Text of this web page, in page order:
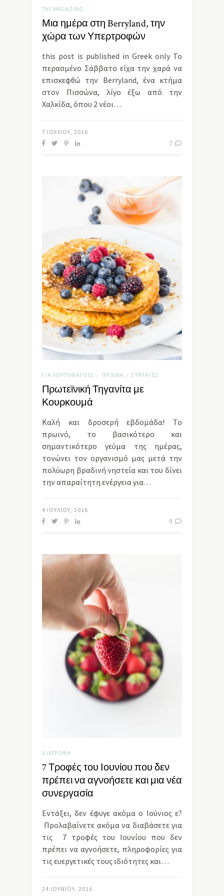
THCMAGAZINO
Μια ημέρα στη Berryland, την
χώρα των Υπερτροφών
this post is published in Greek only Το
περασμένο Σάββατο είχα την χαρά να
επισκεφθώ την Berryland, ένα κτήμα
στον Πισσώνα, λίγο έξω από την
Χαλκίδα, όπου 2 νέοι…
7 ΙΟΥΛΊΟΥ, 2016
7
ΓΙΑ ΧΟΡΤΟΦΆΓΟΥΣ / ΠΡΩΙΝΆ / ΣΥΝΤΑΓΈΣ
Πρωτεϊνική Τηγανίτα με
Κουρκουμά
Καλή και δροσερή εβδομάδα! Το
πρωινό, το βασικότερο και
σημαντικότερο γεύμα της ημέρας,
τονώνει τον οργανισμό μας μετά την
πολύωρη βραδινή νηστεία και του δίνει
την απαραίτητη ενέργεια για…
4 ΙΟΥΛΊΟΥ, 2016
9
ΔΙΑΤΡΟΦΉ
7 Τροφές του Ιουνίου που δεν
πρέπει να αγνοήσετε και μια νέα
συνεργασία
Εντάξει, δεν έφυγε ακόμα ο Ιούνιος ε?
Προλαβαίνετε ακόμα να διαβάσετε για
τις 7 τροφές του Ιουνίου που δεν
πρέπει να αγνοήσετε, πληροφορίες για
τις ευεργετικές τους ιδιότητες και…
24 ΙΟΥΝΊΟΥ, 2016